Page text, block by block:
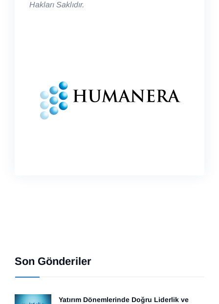
Hakları Saklıdır.
Son Gönderiler
Yatırım Dönemlerinde Doğru Liderlik ve